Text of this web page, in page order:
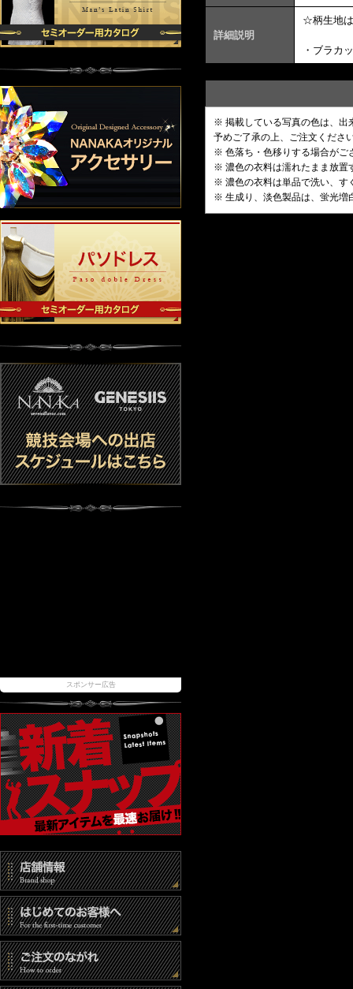
スポンサー広告
詳細説明
☆柄生地
・ブラカ
※ 掲載している写真の色は、出
予めご了承の上、ご注文くださ
※ 色落ち・色移りする場合がご
※ 濃色の衣料は濡れたまま放置
※ 濃色の衣料は単品で洗い、す
※ 生成り、淡色製品は、蛍光増